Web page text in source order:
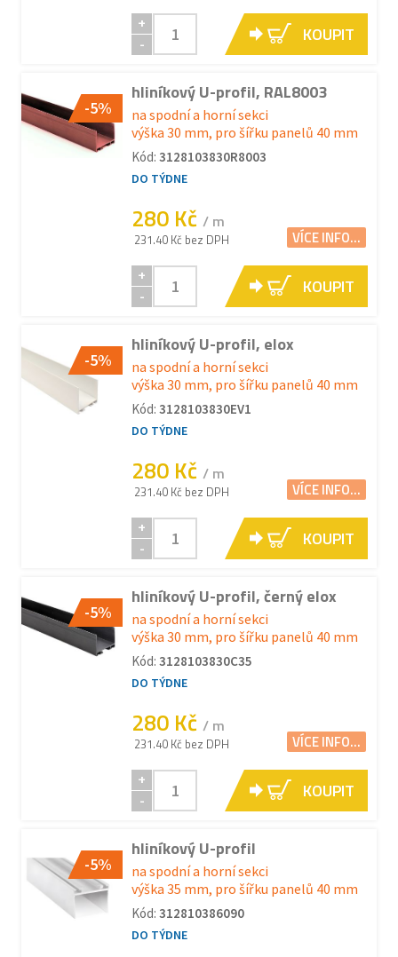
+
-
KOUPIT
-5%
hliníkový U-profil, RAL8003
na spodní a horní sekci
výška 30 mm, pro šířku panelů 40 mm
Kód: 3128103830R8003
DO TÝDNE
280 Kč / m
231.40 Kč bez DPH VÍCE INFO...
+
-
KOUPIT
-5%
hliníkový U-profil, elox
na spodní a horní sekci
výška 30 mm, pro šířku panelů 40 mm
Kód: 3128103830EV1
DO TÝDNE
280 Kč / m
231.40 Kč bez DPH VÍCE INFO...
+
-
KOUPIT
-5%
hliníkový U-profil, černý elox
na spodní a horní sekci
výška 30 mm, pro šířku panelů 40 mm
Kód: 3128103830C35
DO TÝDNE
280 Kč / m
231.40 Kč bez DPH VÍCE INFO...
+
-
KOUPIT
-5%
hliníkový U-profil
na spodní a horní sekci
výška 35 mm, pro šířku panelů 40 mm
Kód: 312810386090
DO TÝDNE